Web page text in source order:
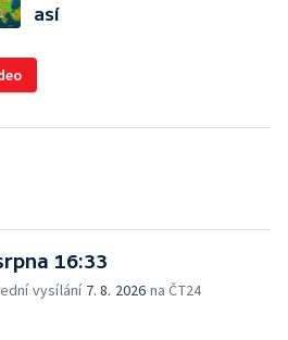
así
16:33
vysílání 7. 8. 2026 na ČT24